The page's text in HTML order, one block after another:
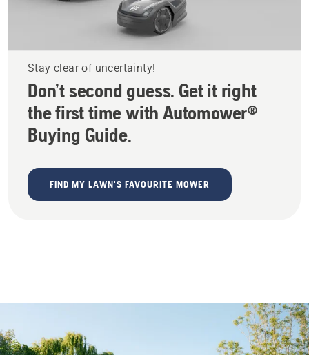
Stay clear of uncertainty!
Don’t second guess. Get it right
the first time with Automower®
Buying Guide.
FIND MY LAWN'S FAVOURITE MOWER